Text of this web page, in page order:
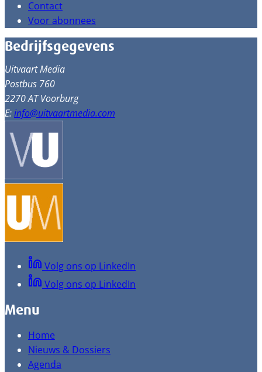
Contact
Voor abonnees
Bedrijfsgegevens
Uitvaart Media
Postbus 760
2270 AT Voorburg
E:info@uitvaartmedia.com
Volg ons op LinkedIn
Volg ons op LinkedIn
Menu
Home
Nieuws & Dossiers
Agenda